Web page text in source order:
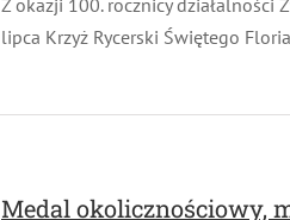
lipca Krzyż Rycerski Świętego
Medal okolicznościowy,